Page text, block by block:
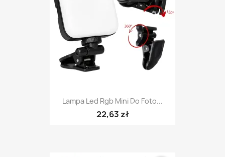
Lampa Led Rgb Mini Do Foto...
22,63 zł